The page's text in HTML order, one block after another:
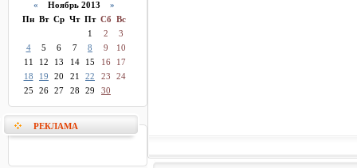
« Ноябрь 2013 »
Пн Вт Ср Чт Пт Сб Вс
1
2
3
4
5 6 7 8 9
10
11
12 13 14 15 16
17
18
19 20 21 22 23
24
25
26 27 28 29 30
РЕКЛАМА